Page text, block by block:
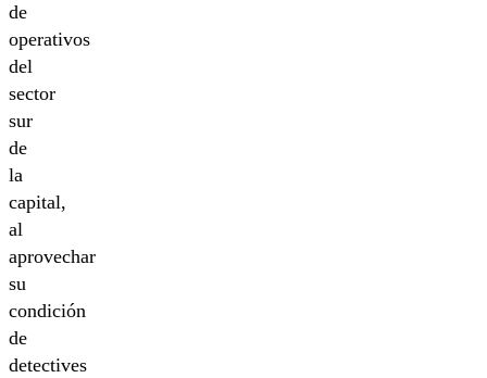
de
operativos
del
sector
sur
de
la
capital,
al
aprovechar
su
condición
de
detectives